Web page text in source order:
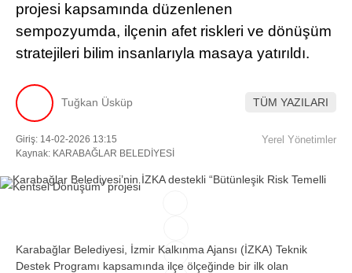
WhatsApp İhbar Hattı
Facebook
TikTok
SPOR
DIĞER
projesi kapsamında düzenlenen
sempozyumda, ilçenin afet riskleri ve dönüşüm
stratejileri bilim insanlarıyla masaya yatırıldı.
Tuğkan Üsküp TÜM YAZILARI
Giriş: 14-02-2026 13:15
Kaynak: KARABAĞLAR BELEDİYESİ
Yerel Yönetimler
Karabağlar Belediyesi, İzmir Kalkınma Ajansı (İZKA) Teknik
Destek Programı kapsamında ilçe ölçeğinde bir ilk olan